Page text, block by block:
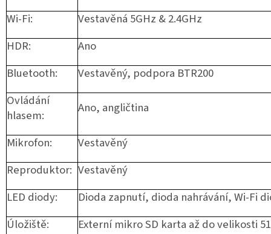
Wi-Fi:
Vestavěná 5GHz & 2.4GHz
HDR:
Ano
Bluetooth:
Vestavěný, podpora BTR200
Ovládání
hlasem:
Ano, angličtina
Mikrofon:
Vestavěný
Reproduktor: Vestavěný
LED diody:
Dioda zapnutí, dioda nahrávání, Wi-Fi
Úložiště:
Externí mikro SD karta až do velikosti